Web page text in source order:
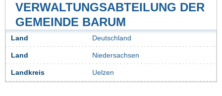
VERWALTUNGSABTEILUNG DER
GEMEINDE BARUM
Land Deutschland
Land Niedersachsen
Landkreis Uelzen